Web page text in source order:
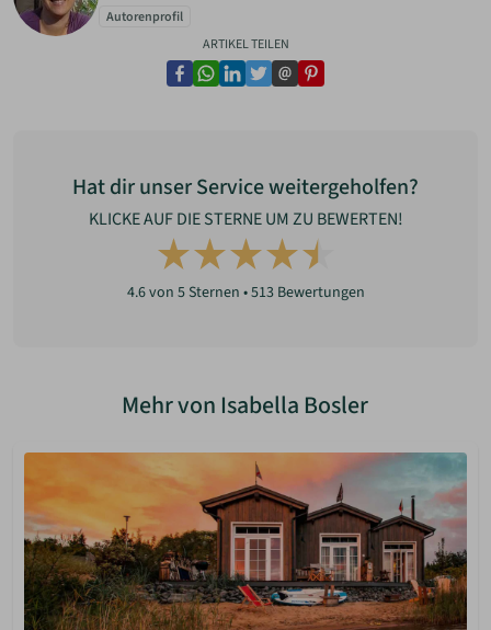
Autorenprofil
ARTIKEL TEILEN
facebook
whatsapp
linkedin
twitter
emailpinterest
Hat dir unser Service weitergeholfen?
KLICKE AUF DIE STERNE UM ZU BEWERTEN!
4.6von 5 Sternen •513Bewertungen
Mehr von Isabella Bosler